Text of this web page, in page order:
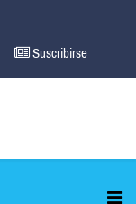
Suscribirse